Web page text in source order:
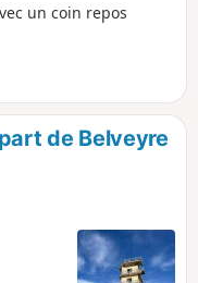
un coin repos
de Belveyre